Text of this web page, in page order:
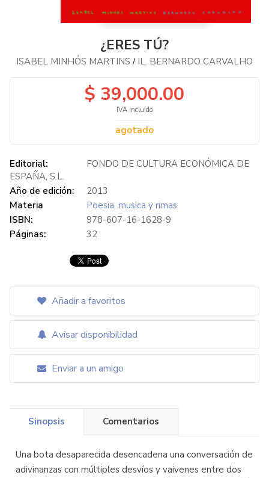
¿ERES TÚ?
ISABEL MINHÓS MARTINS / IL. BERNARDO CARVALHO
$ 39,000.00
IVA incluido
agotado
Editorial:
FONDO DE CULTURA ECONÓMICA DE
ESPAÑA, S.L.
Año de edición:
2013
Materia
Poesia, musica y rimas
ISBN:
978-607-16-1628-9
Páginas:
32
Añadir a favoritos
Avisar disponibilidad
Enviar a un amigo
Sinopsis Comentarios
Una bota desaparecida desencadena una conversación de
adivinanzas con múltiples desvíos y vaivenes entre dos